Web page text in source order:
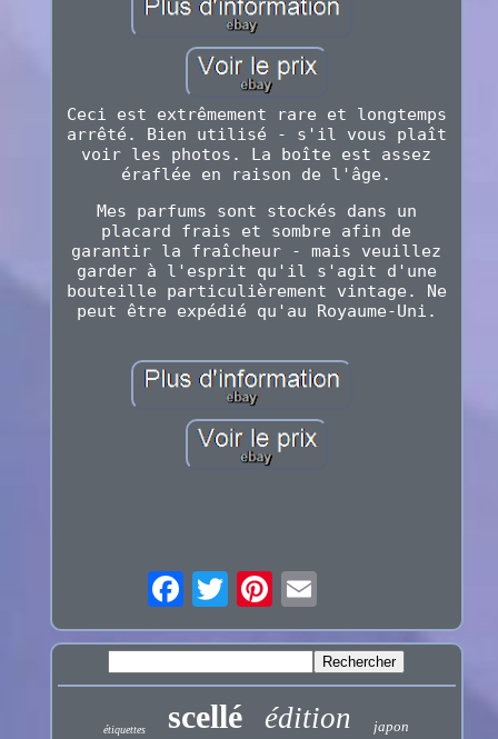
Ceci est extrêmement rare et longtemps
arrêté. Bien utilisé - s'il vous plaît
voir les photos. La boîte est assez
éraflée en raison de l'âge.
Mes parfums sont stockés dans un
placard frais et sombre afin de
garantir la fraîcheur - mais veuillez
garder à l'esprit qu'il s'agit d'une
bouteille particulièrement vintage. Ne
peut être expédié qu'au Royaume-Uni.
étiquettes scellé édition japon